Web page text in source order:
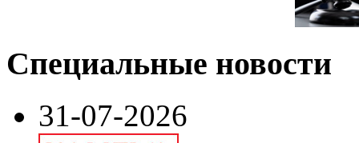
Специальные новости
31-07-2026